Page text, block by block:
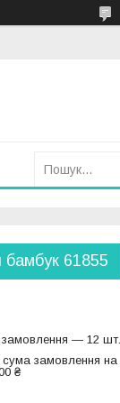
бамбук 61855
замовлення — 12 шт.
сума замовлення на
₴